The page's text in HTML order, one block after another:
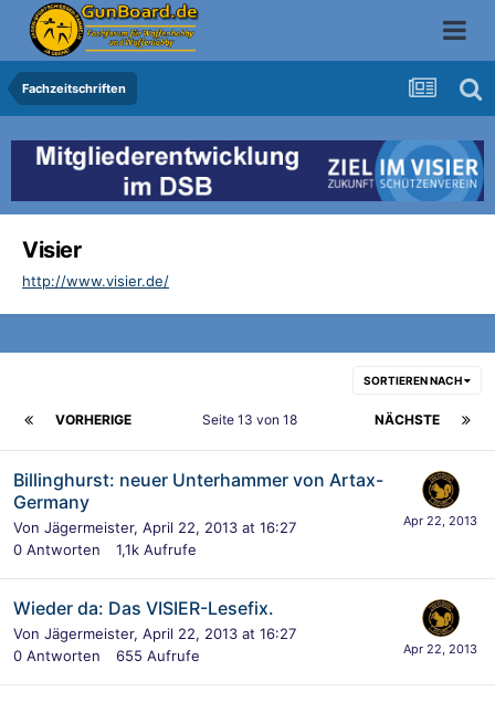
Fachzeitschriften
Visier
http://www.visier.de/
SORTIEREN NACH
VORHERIGE NÄCHSTE
Seite 13 von 18
Billinghurst: neuer Unterhammer von Artax-
Germany
Von Jägermeister, April 22, 2013 at 16:27
0 Antworten 1,1k Aufrufe
Wieder da: Das VISIER-Lesefix.
Von Jägermeister, April 22, 2013 at 16:27
0 Antworten 655 Aufrufe